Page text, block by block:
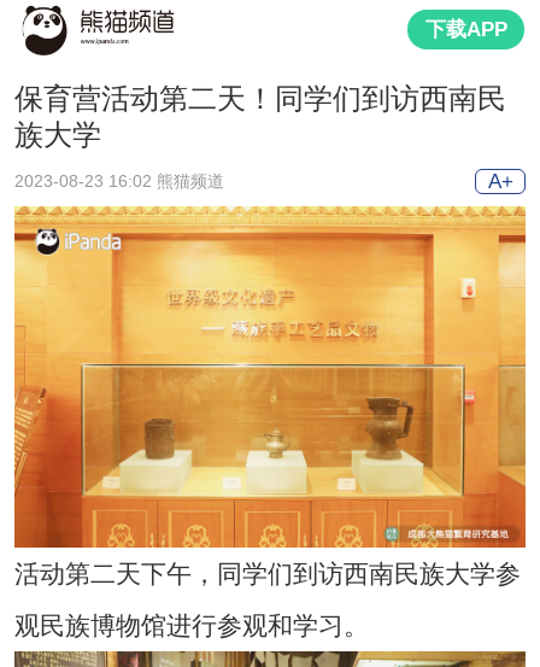
下载APP
保育营活动第二天！同学们到访西南民
族大学
2023-08-23 16:02 熊猫频道 A+
活动第二天下午，同学们到访西南民族大学参
观民族博物馆进行参观和学习。